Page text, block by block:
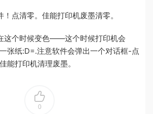
点清零。佳能打印机废墨清零。
这个时候变色——这个时候打印机会
张纸:D=.注意软件会弹出一个对话框-点
能打印机清理废墨。
0